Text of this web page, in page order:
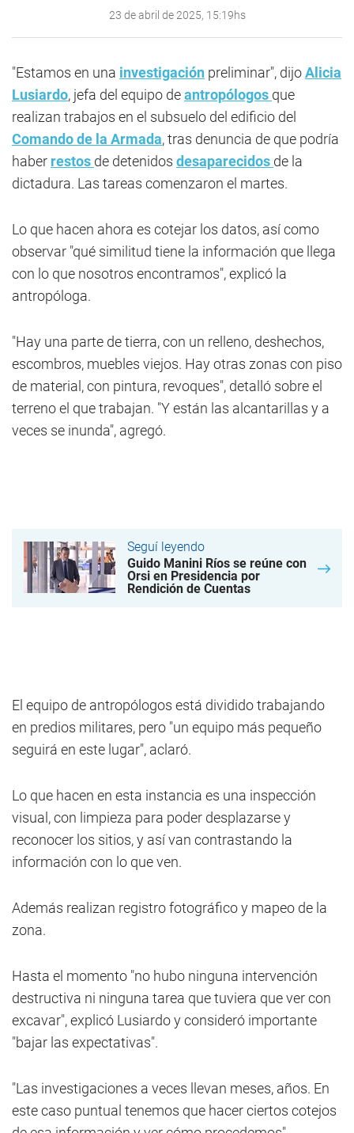
23 de abril de 2025, 15:19hs
"Estamos en una investigación preliminar", dijoAlicia
Lusiardo, jefa del equipo deantropólogos que
realizan trabajos en el subsuelo del edificio del
Comando de la Armada, tras denuncia de que podría
haber restos de detenidos desaparecidos de la
dictadura. Las tareas comenzaron el martes.
Lo que hacen ahora es cotejar los datos, así como
observar "qué similitud tiene la información que llega
con lo que nosotros encontramos", explicó la
antropóloga.
"Hay una parte de tierra, con un relleno, deshechos,
escombros, muebles viejos. Hay otras zonas con piso
de material, con pintura, revoques", detalló sobre el
terreno el que trabajan. "Y están las alcantarillas y a
veces se inunda", agregó.
Seguí leyendo
Guido Manini Ríos se reúne con
Orsi en Presidencia por
Rendición de Cuentas
El equipo de antropólogos está dividido trabajando
en predios militares, pero "un equipo más pequeño
seguirá en este lugar", aclaró.
Lo que hacen en esta instancia es una inspección
visual, con limpieza para poder desplazarse y
reconocer los sitios, y así van contrastando la
información con lo que ven.
Además realizan registro fotográfico y mapeo de la
zona.
Hasta el momento "no hubo ninguna intervención
destructiva ni ninguna tarea que tuviera que ver con
excavar", explicó Lusiardo y consideró importante
"bajar las expectativas".
"Las investigaciones a veces llevan meses, años. En
este caso puntual tenemos que hacer ciertos cotejos